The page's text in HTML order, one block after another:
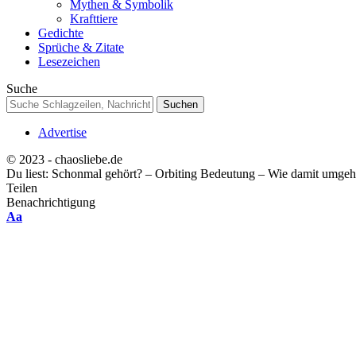
Mythen & Symbolik
Krafttiere
Gedichte
Sprüche & Zitate
Lesezeichen
Suche
Advertise
© 2023 - chaosliebe.de
Du liest: Schonmal gehört? – Orbiting Bedeutung – Wie damit
Teilen
Benachrichtigung
Font
Aa